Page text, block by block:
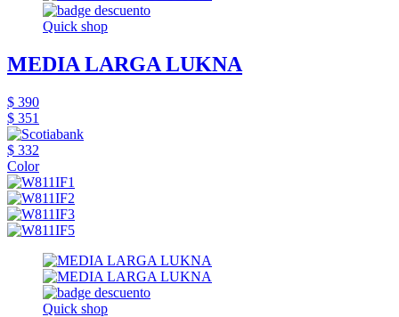
Quick shop
MEDIA LARGA LUKNA
$ 390
$ 351
$ 332
Color
Quick shop